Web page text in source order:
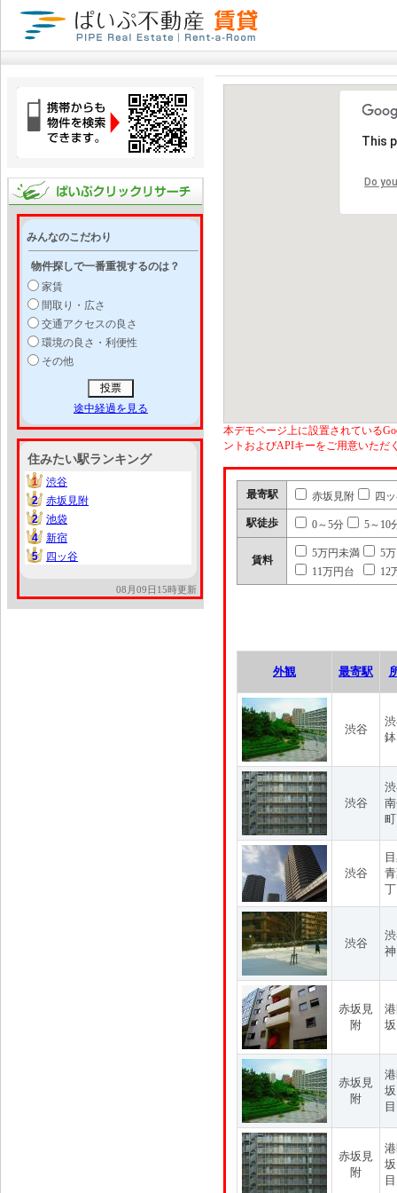
みんなのこだわり
物件探しで一番重視するのは？
家賃
間取り・広さ
交通アクセスの良さ
環境の良さ・利便性
その他
途中経過を見る
住みたい駅ランキング
1
1
渋谷
2
2
赤坂見附
2
2
池袋
4
4
新宿
5
5 四ッ谷
08月09日15時更新
This
Do
本デモページ上に設置されている
ントおよびAPIキーをご用意いただ
最寄駅 赤坂見附 四
駅徒歩 0～5分 5～10
賃料
5万円未満
5
11万円台
12
外観 最寄駅
渋谷
渋谷
渋谷
渋谷
赤坂見
附
赤坂見
附
目
赤坂見
附
目